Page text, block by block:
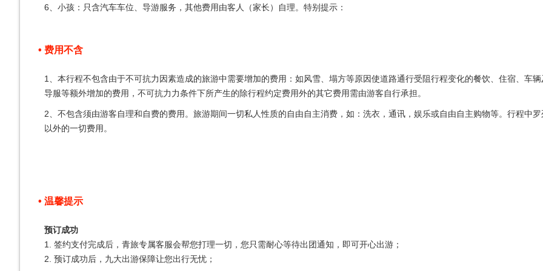
6、小孩：只含汽车车位、导游服务，其他费用由客人（家长）自理。特别提示：
费用不含
1、本行程不包含由于不可抗力因素造成的旅游中需要增加的费用：如风雪、塌方等原因使道路通行受阻行程变化的餐饮、住宿、车辆
导服等额外增加的费用，不可抗力力条件下所产生的除行程约定费用外的其它费用需由游客自行承担。
2、不包含须由游客自理和自费的费用。旅游期间一切私人性质的自由自主消费，如：洗衣，通讯，娱乐或自由自主购物等。行程中罗
以外的一切费用。
温馨提示
预订成功
1. 签约支付完成后，青旅专属客服会帮您打理一切，您只需耐心等待出团通知，即可开心出游；
2. 预订成功后，九大出游保障让您出行无忧；